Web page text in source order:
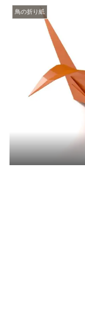
鳥の折り紙